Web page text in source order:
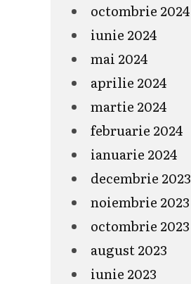
octombrie 2024
iunie 2024
mai 2024
aprilie 2024
martie 2024
februarie 2024
ianuarie 2024
decembrie 2023
noiembrie 2023
octombrie 2023
august 2023
iunie 2023